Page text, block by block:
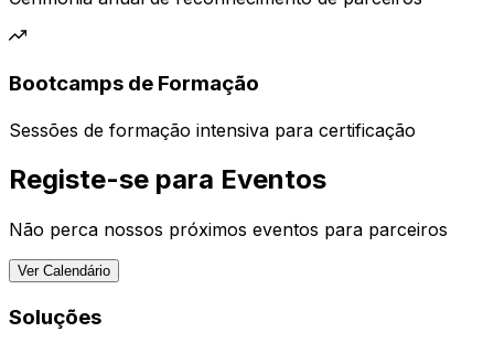
Bootcamps de Formação
Sessões de formação intensiva para certificação
Registe-se para Eventos
Não perca nossos próximos eventos para parceiros
Ver Calendário
Soluções